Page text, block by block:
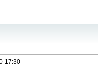
17:30